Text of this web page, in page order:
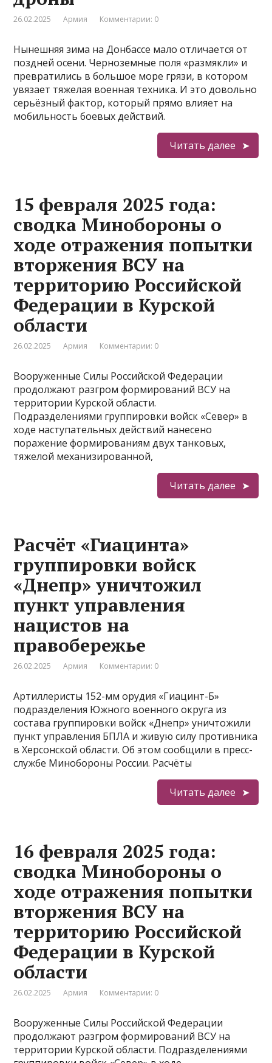
26.02.2025 Армия Комментарии: 0
Нынешняя зима на Донбассе мало отличается от
поздней осени. Черноземные поля «размякли» и
превратились в большое море грязи, в котором
увязает тяжелая военная техника. И это довольно
серьёзный фактор, который прямо влияет на
мобильность боевых действий.
Читать далее
15 февраля 2025 года:
сводка Минобороны о
ходе отражения попытки
вторжения ВСУ на
территорию Российской
Федерации в Курской
области
26.02.2025 Армия Комментарии: 0
Вооруженные Силы Российской Федерации
продолжают разгром формирований ВСУ на
территории Курской области.
Подразделениями группировки войск «Север» в
ходе наступательных действий нанесено
поражение формированиям двух танковых,
тяжелой механизированной,
Читать далее
Расчёт «Гиацинта»
группировки войск
«Днепр» уничтожил
пункт управления
нацистов на
правобережье
26.02.2025 Армия Комментарии: 0
Артиллеристы 152-мм орудия «Гиацинт-Б»
подразделения Южного военного округа из
состава группировки войск «Днепр» уничтожили
пункт управления БПЛА и живую силу противника
в Херсонской области. Об этом сообщили в пресс-
службе Минобороны России. Расчёты
Читать далее
16 февраля 2025 года:
сводка Минобороны о
ходе отражения попытки
вторжения ВСУ на
территорию Российской
Федерации в Курской
области
26.02.2025 Армия Комментарии: 0
Вооруженные Силы Российской Федерации
продолжают разгром формирований ВСУ на
территории Курской области. Подразделениями